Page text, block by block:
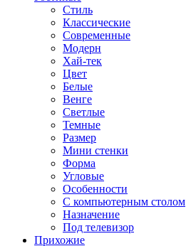
Стиль
Классические
Современные
Модерн
Хай-тек
Цвет
Белые
Венге
Светлые
Темные
Размер
Мини стенки
Форма
Угловые
Особенности
С компьютерным столом
Назначение
Под телевизор
Прихожие